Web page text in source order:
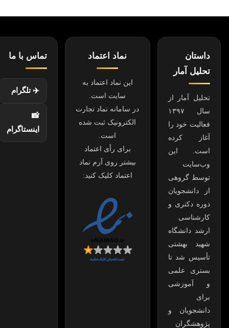
داستان
تحلیل آمار
تحلیل آمار از
سال ۱۳۹۷
فعالیت خود را
آغاز کرده
است. این
وب‌سایت
توسط گروهی
از دانشجویان
دوره دکتری و
کارشناسی
ارشد دانشگاه
شهید بهشتی
تأسیس شد تا
بستری علمی
و آموزشی
برای
دانشجویان و
پژوهشگران
نماد اعتماد
این نماد اعتماد به
سایت است.
در سامانه نماد تجارت
الکترونیک ثبت شده
است.
برای رأی اعتماد
بیشتر روی آرم نماد
اعتماد کلیک کنید:
تماس با ما
✈️ تلگرام
📸
اینستاگرام